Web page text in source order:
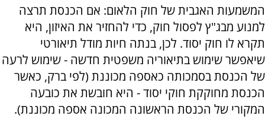
המשמעות האגבית של חוק הלאום: אם הכנסת תרצה
למנוע מבג"ץ לפסול חוק, כדי להחזיר את האיזון, היא
תקרא לו חוק יסוד. לכן, בנתה חיות מודל תיאורטי
שיאפשר שימוש בתיאוריה משפטית חדשה - שימוש לרעה
של הכנסת בסמכותה כאספה מכוננת (לפי ברק, כאשר
הכנסת מחוקקת חוקי יסוד - היא חובשת את כובעה
המקורי של הכנסת הראשונה המכונה אספה מכוננת).